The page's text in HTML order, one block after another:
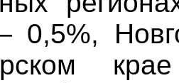
0,5%,